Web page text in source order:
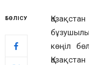
БӨЛІСУ
көңіл